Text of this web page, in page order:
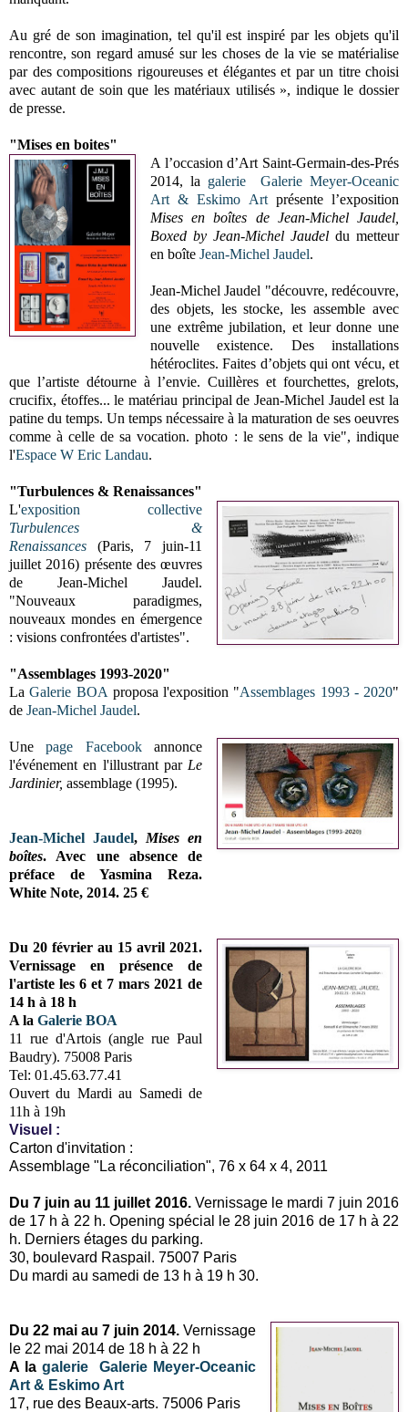
Au gré de son imagination, tel qu'il est inspiré par les objets qu'il
rencontre, son regard amusé sur les choses de la vie se matérialise
par des compositions rigoureuses et élégantes et par un titre choisi
avec autant de soin que les matériaux utilisés », indique le dossier
de presse.
"Mises en boites"
A l’occasion d’Art Saint-Germain-des-Prés
2014, la galerie Galerie Meyer-Oceanic
Art & Eskimo Artprésente l’exposition
Mises en boîtes de Jean-Michel Jaudel,
Boxed by Jean-Michel Jaudeldu metteur
en boîte Jean-Michel Jaudel.
Jean-Michel Jaudel "découvre, redécouvre,
des objets, les stocke, les assemble avec
une extrême jubilation, et leur donne une
nouvelle existence. Des installations
hétéroclites. Faites d’objets qui ont vécu, et
que l’artiste détourne à l’envie. Cuillères et fourchettes, grelots,
crucifix, étoffes... le matériau principal de Jean-Michel Jaudel est la
patine du temps. Un temps nécessaire à la maturation de ses oeuvres
comme à celle de sa vocation. photo : le sens de la vie", indique
l'Espace W Eric Landau.
"Turbulences & Renaissances"
L'exposition collective
Turbulences &
Renaissances (Paris, 7 juin-11
juillet 2016) présente des œuvres
de Jean-Michel Jaudel.
"Nouveaux paradigmes,
nouveaux mondes en émergence
: visions confrontées d'artistes".
"Assemblages 1993-2020"
LaGalerie BOA proposa l'exposition "Assemblages 1993 - 2020"
de Jean-Michel Jaudel.
Unepage Facebookannonce
l'événement en l'illustrant par Le
Jardinier, assemblage (1995).
Jean-Michel Jaudel, Mises en
boîtes. Avec une absence de
préface de Yasmina Reza.
White Note, 2014. 25 €
Du 20 février au 15 avril 2021.
Vernissage en présence de
l'artiste les 6 et 7 mars 2021 de
14 h à 18 h
A la Galerie BOA
11 rue d'Artois (angle rue Paul
Baudry). 75008 Paris
Tel: 01.45.63.77.41
Ouvert du Mardi au Samedi de
11h à 19h
Visuel :
Carton d'invitation :
Assemblage "La réconciliation", 76 x 64 x 4, 2011
Du 7 juin au 11 juillet 2016. Vernissage le mardi 7 juin 2016
de 17 h à 22 h. Opening spécial le 28 juin 2016 de 17 h à 22
h. Derniers étages du parking.
30, boulevard Raspail. 75007 Paris
Du mardi au samedi de 13 h à 19 h 30.
Du 22 mai au 7 juin 2014.Vernissage
le 22 mai 2014 de 18 h à 22 h
A lagalerie Galerie Meyer-Oceanic
Art & Eskimo Art
17, rue des Beaux-arts. 75006 Paris